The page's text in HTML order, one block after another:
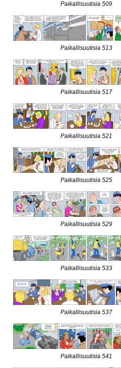
Paikallisuutisia 509
Paikallisuutisia 513
Paikallisuutisia 517
Paikallisuutisia 521
Paikallisuutisia 525
Paikallisuutisia 529
Paikallisuutisia 533
Paikallisuutisia 537
Paikallisuutisia 541